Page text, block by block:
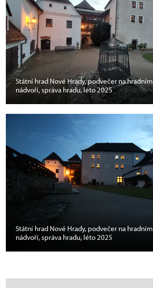
Státní hrad Nové Hrady, podvečer na hradním
nádvoří, správa hradu, léto 2025
Státní hrad Nové Hrady, podvečer na hradním
nádvoří, správa hradu, léto 2025